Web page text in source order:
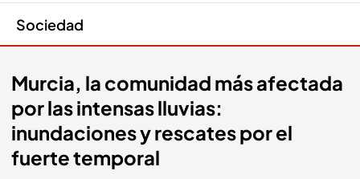
Sociedad
Murcia, la comunidad más afectada
por las intensas lluvias:
inundaciones y rescates por el
fuerte temporal